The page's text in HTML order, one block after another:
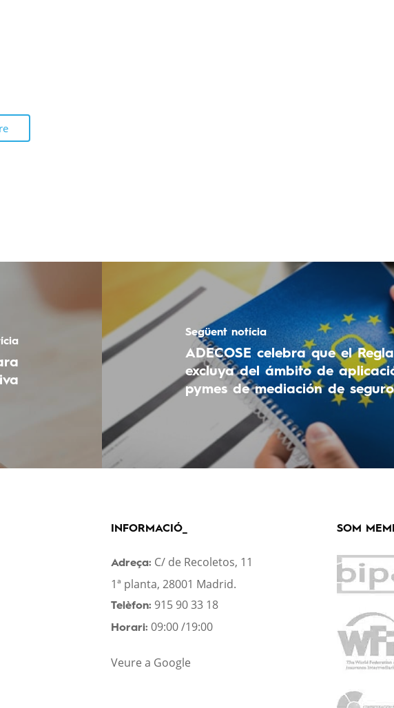
Següent notícia
ADECOSE celebra que el
excluya del ámbito de
pymes de mediación de
INFORMACIÓ_
Adreça: C/ de Recoletos, 11
1ª planta, 28001 Madrid.
Telèfon: 915 90 33 18
Horari: 09:00 /19:00
Veure a Google
SOM